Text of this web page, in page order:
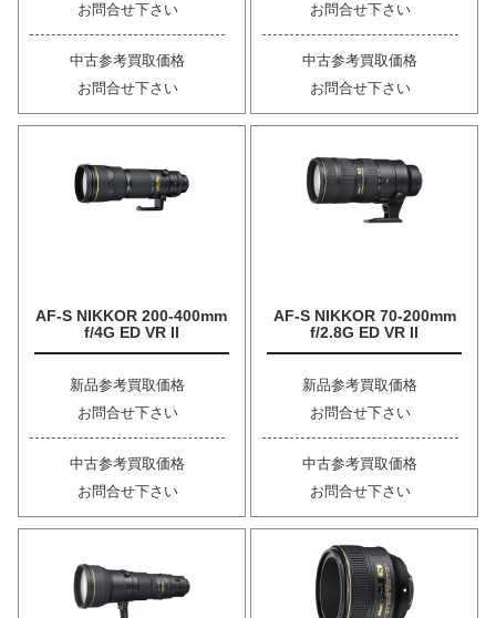
お問合せ下さい
中古参考買取価格
お問合せ下さい
お問合せ下さい
中古参考買取価格
お問合せ下さい
AF-S NIKKOR 200-400mm
f/4G ED VR II
新品参考買取価格
お問合せ下さい
中古参考買取価格
お問合せ下さい
AF-S NIKKOR 70-200mm
f/2.8G ED VR II
新品参考買取価格
お問合せ下さい
中古参考買取価格
お問合せ下さい